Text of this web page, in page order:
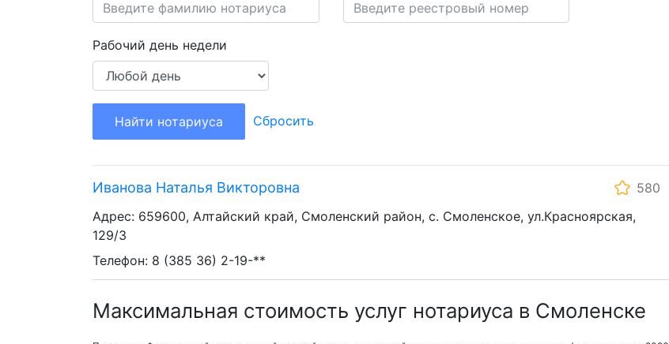
Рабочий день недели
Найти нотариуса Сбросить
Иванова Наталья Викторовна
580
Адрес: 659600, Алтайский край, Смоленский район, с. Смоленское, ул.Красноярская,
129/3
Телефон: 8 (385 36) 2-19-**
Максимальная стоимость услуг нотариуса в Смоленске